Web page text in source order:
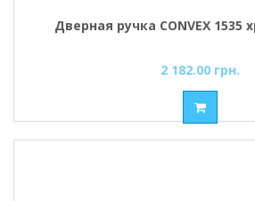
Дверная ручка CONVEX
2 182.00 грн.